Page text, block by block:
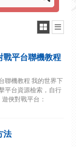
戰平台聯機教程
聯機教程 我的世界下
平台資源檢索，自行
俠對戰平台：
法